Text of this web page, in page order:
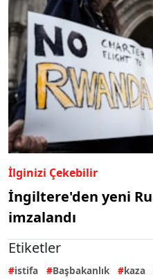
İlginizi Çekebilir
İngiltere'den yeni
imzalandı
Etiketler
istifa Başbakanlık kaza